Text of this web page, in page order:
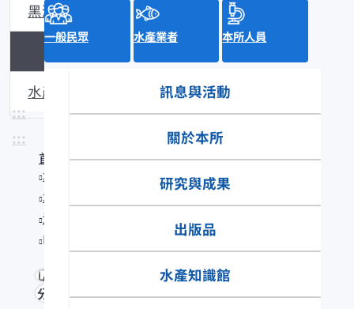
一般民眾 水產業者 本所人員
訊息與活動
關於本所
研究與成果
出版品
水產知識館
:::
黑潮漁業數位典藏
水產生物圖說
:::
首頁
水產知識館
水產數位典藏
沿近海標本數位典藏
Inegocia guttata
分享